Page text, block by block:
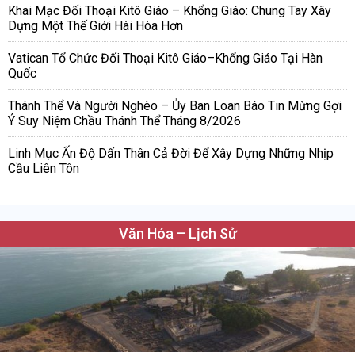
Khai Mạc Đối Thoại Kitô Giáo – Khổng Giáo: Chung Tay Xây
Dựng Một Thế Giới Hài Hòa Hơn
Vatican Tổ Chức Đối Thoại Kitô Giáo–Khổng Giáo Tại Hàn
Quốc
Thánh Thể Và Người Nghèo – Ủy Ban Loan Báo Tin Mừng Gợi
Ý Suy Niệm Chầu Thánh Thể Tháng 8/2026
Linh Mục Ấn Độ Dấn Thân Cả Đời Để Xây Dựng Những Nhịp
Cầu Liên Tôn
Văn Hóa – Lịch Sử